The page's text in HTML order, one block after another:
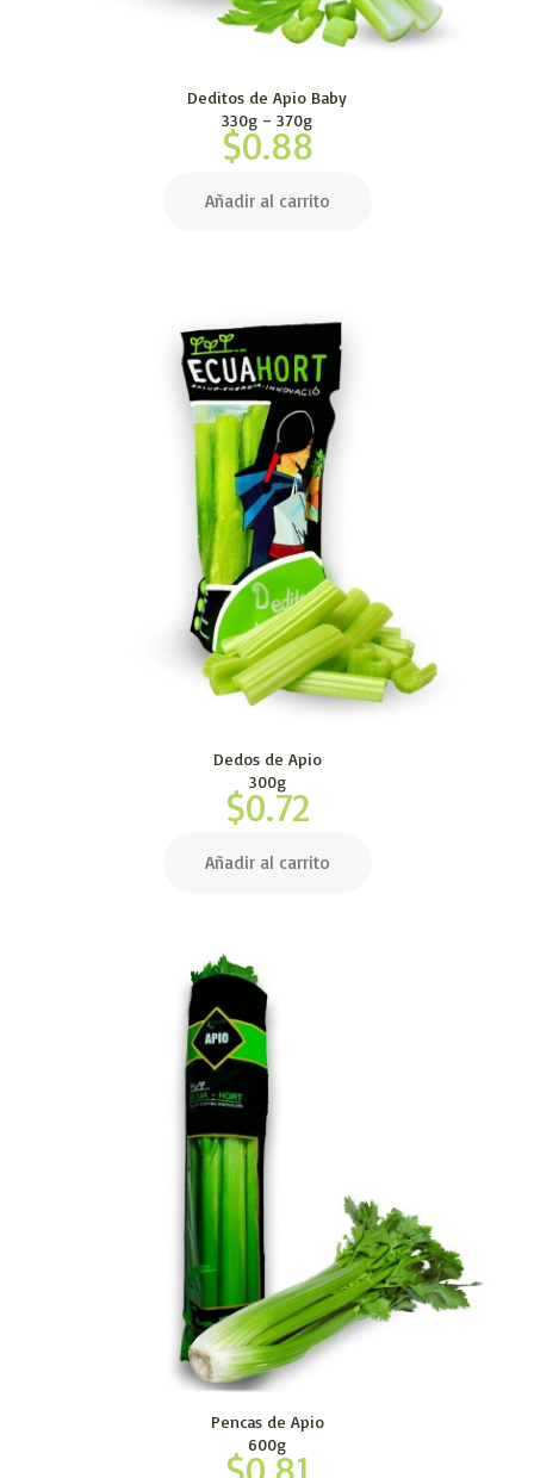
Deditos de Apio Baby
330g – 370g
$0.88
Añadir al carrito
Dedos de Apio
300g
$0.72
Añadir al carrito
Pencas de Apio
600g